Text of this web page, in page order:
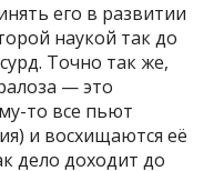
его в развитии
наукой так до
Точно так же,
— это
то все пьют
и восхищаются её
дело доходит до